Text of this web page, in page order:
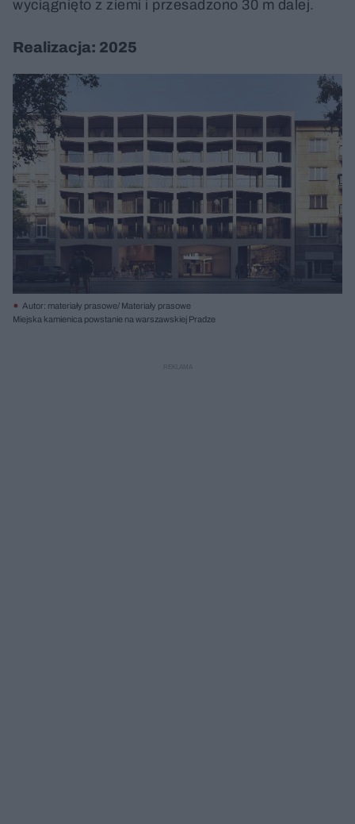
wyciągnięto z ziemi i przesadzono 30 m dalej.
Realizacja: 2025
Autor: materiały prasowe/ Materiały prasowe
Miejska kamienica powstanie na warszawskiej Pradze